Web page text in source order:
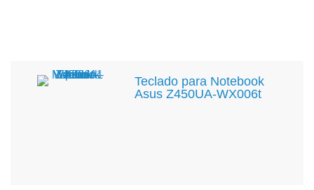
Teclado para Notebook
Asus Z450UA-WX006t